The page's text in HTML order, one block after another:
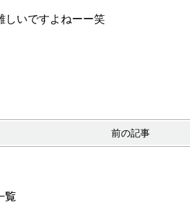
しいですよねーー笑
前の記事
覧